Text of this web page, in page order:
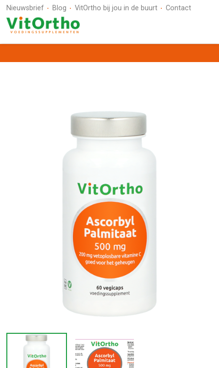
Nieuwsbrief Blog VitOrtho bij jou in de buurt Contact